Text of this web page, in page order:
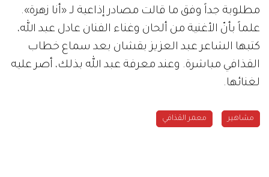
مطلوبة جداً وفق ما قالت مصادر إذاعية لـ «أنا زهرة».
علماً بأنّ الأغنية من ألحان وغناء الفنان عادل عبد الله،
كتبها الشاعر عبد العزيز بقشان بعد سماع خطاب
القذافي مباشرة. وعند معرفة عبد الله بذلك، أصر عليه
لغنائها.
مشاهير معمر القذافي